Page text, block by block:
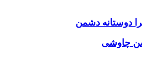
دوستانه دشمن
چاوشی